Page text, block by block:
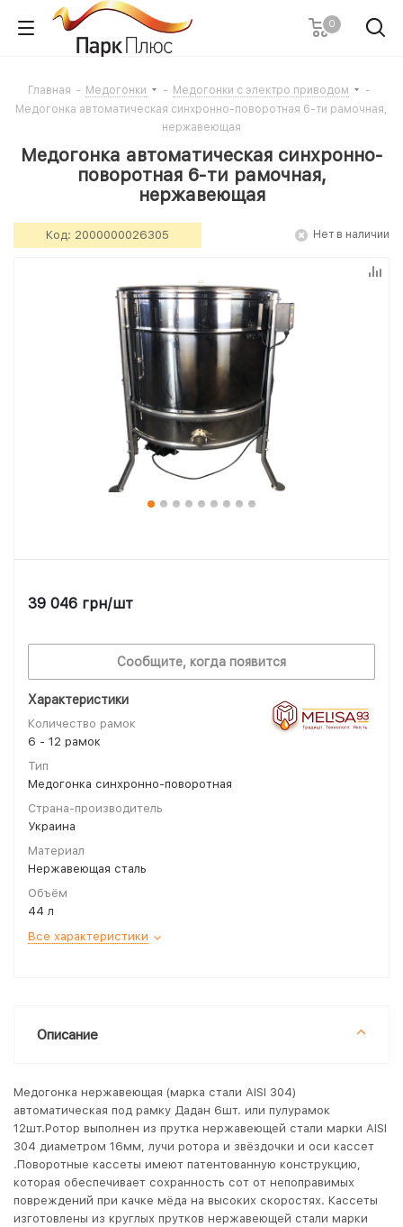
0
Главная - Медогонки - Медогонки с электро приводом
-
Медогонка автоматическая синхронно-поворотная 6-ти рамочная,
нержавеющая
Медогонка автоматическая синхронно-
поворотная 6-ти рамочная,
нержавеющая
Код: 2000000026305 Нет в наличии
Характеристики
Количество рамок
6 - 12 рамок
Тип
Медогонка синхронно-поворотная
Страна-производитель
Украина
Материал
Нержавеющая сталь
Объём
44 л
Все характеристики
39 046 грн/шт
Сообщите, когда появится
Описание
Медогонка нержавеющая (марка стали AISI 304)
автоматическая под рамку Дадан 6шт. или пулурамок
12шт.Ротор выполнен из прутка нержавеющей стали марки AISI
304 диаметром 16мм, лучи ротора и звёздочки и оси кассет
.Поворотные кассеты имеют патентованную конструкцию,
которая обеспечивает сохранность сот от непоправимых
повреждений при качке мёда на высоких скоростях. Кассеты
изготовлены из круглых прутков нержавеющей стали марки